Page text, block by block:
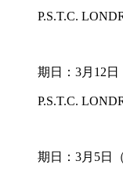
P.S.T.C.
期日：3月12
P.S.T.C.
期日：3月5日